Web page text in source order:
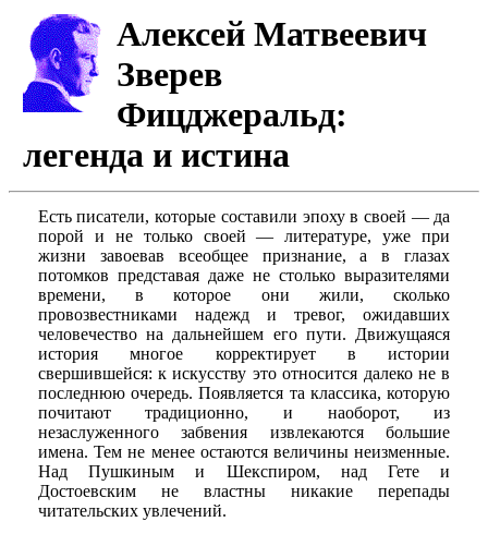
Алексей Матвеевич
Зверев
Фицджеральд:
легенда и истина
Есть писатели, которые составили эпоху в своей — да
порой и не только своей — литературе, уже при
жизни завоевав всеобщее признание, а в глазах
потомков представая даже не столько выразителями
времени, в которое они жили, сколько
провозвестниками надежд и тревог, ожидавших
человечество на дальнейшем его пути. Движущаяся
история многое корректирует в истории
свершившейся: к искусству это относится далеко не в
последнюю очередь. Появляется та классика, которую
почитают традиционно, и наоборот, из
незаслуженного забвения извлекаются большие
имена. Тем не менее остаются величины неизменные.
Над Пушкиным и Шекспиром, над Гете и
Достоевским не властны никакие перепады
читательских увлечений.